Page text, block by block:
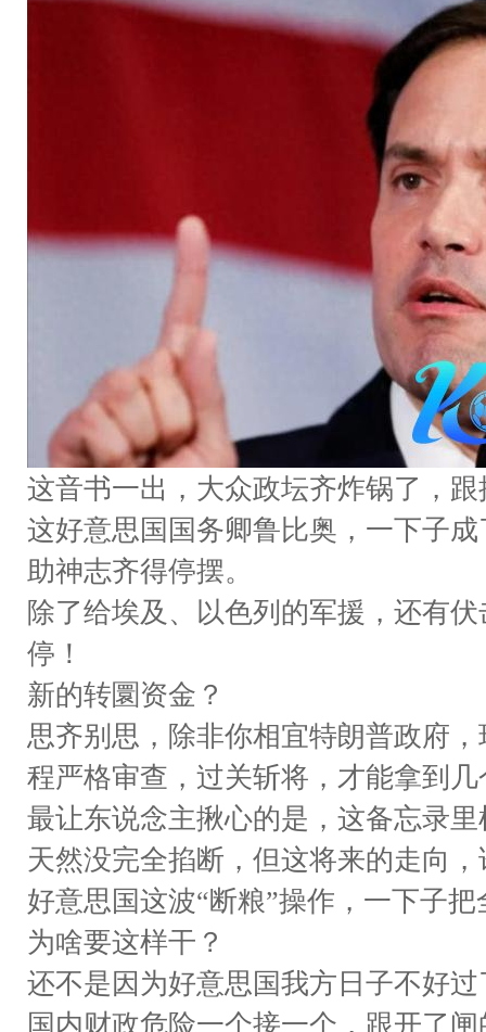
这音书一出，大众政坛齐炸锅了，
这好意思国国务卿鲁比奥，一下子
助神志齐得停摆。
除了给埃及、以色列的军援，还有
停！
新的转圜资金？
思齐别思，除非你相宜特朗普政府
程严格审查，过关斩将，才能拿到
最让东说念主揪心的是，这备忘录
天然没完全掐断，但这将来的走向
好意思国这波“断粮”操作，一下子
为啥要这样干？
还不是因为好意思国我方日子不好过
国内财政危险一个接一个，跟开了